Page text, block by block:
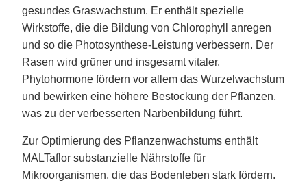
gesundes Graswachstum. Er enthält spezielle
Wirkstoffe, die die Bildung von Chlorophyll anregen
und so die Photosynthese-Leistung verbessern. Der
Rasen wird grüner und insgesamt vitaler.
Phytohormone fördern vor allem das Wurzelwachstum
und bewirken eine höhere Bestockung der Pflanzen,
was zu der verbesserten Narbenbildung führt.
Zur Optimierung des Pflanzenwachstums enthält
MALTaflor substanzielle Nährstoffe für
Mikroorganismen, die das Bodenleben stark fördern.